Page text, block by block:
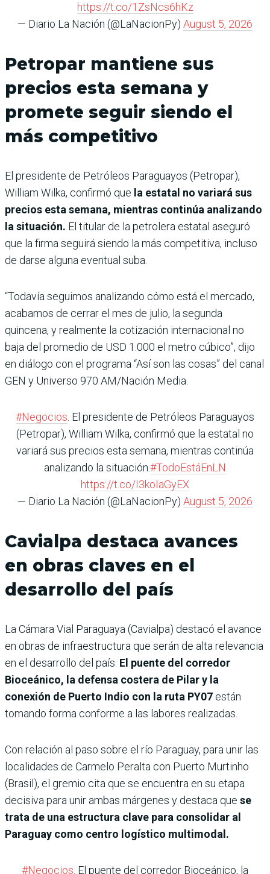
https://t.co/1ZsNcs6hKz
— Diario La Nación (@LaNacionPy) August 5, 2026
Petropar mantiene sus
precios esta semana y
promete seguir siendo el
más competitivo
El presidente de Petróleos Paraguayos (Petropar),
William Wilka, confirmó que la estatal no variará sus
precios esta semana, mientras continúa analizando
la situación. El titular de la petrolera estatal aseguró
que la firma seguirá siendo la más competitiva, incluso
de darse alguna eventual suba.
“Todavía seguimos analizando cómo está el mercado,
acabamos de cerrar el mes de julio, la segunda
quincena, y realmente la cotización internacional no
baja del promedio de USD 1.000 el metro cúbico”, dijo
en diálogo con el programa “Así son las cosas” del canal
GEN y Universo 970 AM/Nación Media.
#Negocios. El presidente de Petróleos Paraguayos
(Petropar), William Wilka, confirmó que la estatal no
variará sus precios esta semana, mientras continúa
analizando la situación.#TodoEstáEnLN
https://t.co/I3koIaGyEX
— Diario La Nación (@LaNacionPy) August 5, 2026
Cavialpa destaca avances
en obras claves en el
desarrollo del país
La Cámara Vial Paraguaya (Cavialpa) destacó el avance
en obras de infraestructura que serán de alta relevancia
en el desarrollo del país. El puente del corredor
Bioceánico, la defensa costera de Pilar y la
conexión de Puerto Indio con la ruta PY07 están
tomando forma conforme a las labores realizadas.
Con relación al paso sobre el río Paraguay, para unir las
localidades de Carmelo Peralta con Puerto Murtinho
(Brasil), el gremio cita que se encuentra en su etapa
decisiva para unir ambas márgenes y destaca que se
trata de una estructura clave para consolidar al
Paraguay como centro logístico multimodal.
#Negocios. El puente del corredor Bioceánico, la